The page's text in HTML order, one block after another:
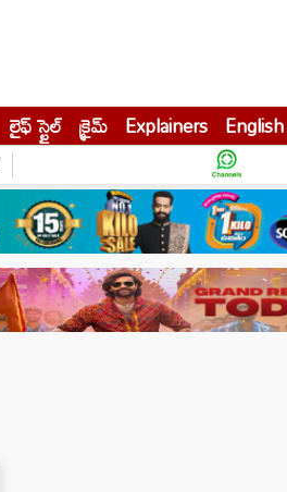
లైఫ్ స్టైల్ క్రైమ్ Explainers English